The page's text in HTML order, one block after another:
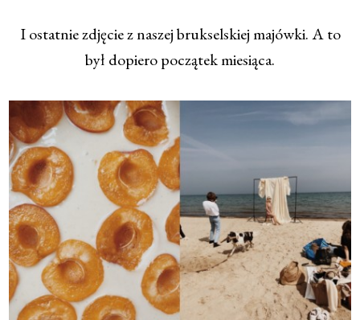
I ostatnie zdjęcie z naszej brukselskiej majówki. A to
był dopiero początek miesiąca.